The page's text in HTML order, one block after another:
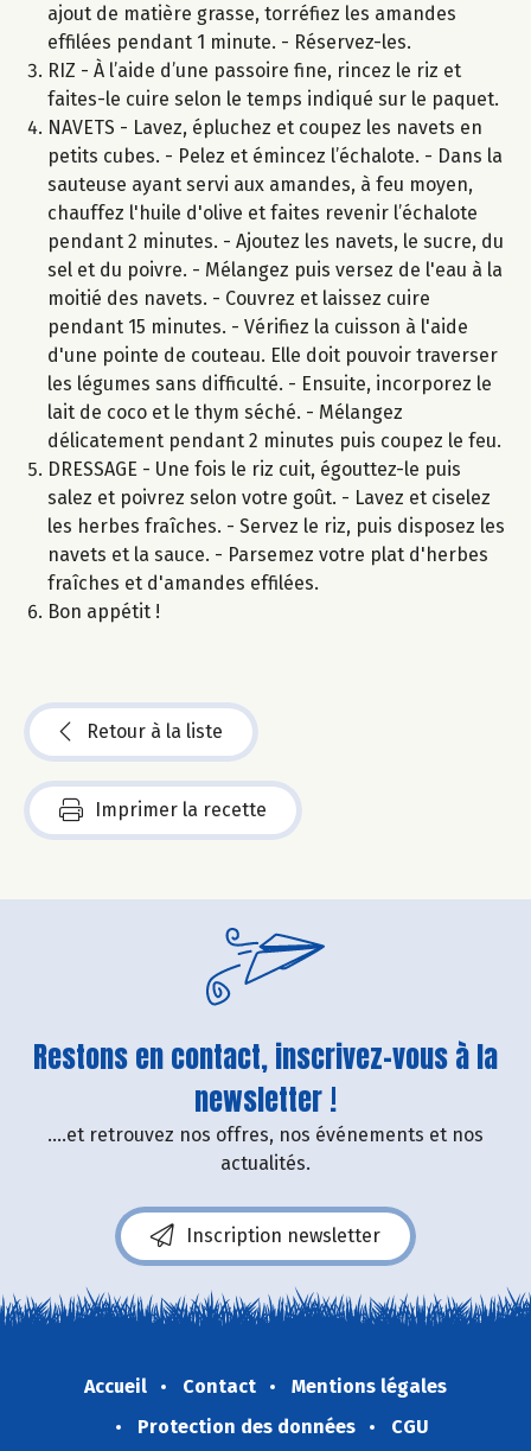
ajout de matière grasse, torréfiez les amandes
effilées pendant 1 minute. - Réservez-les.
RIZ - À l’aide d’une passoire fine, rincez le riz et
faites-le cuire selon le temps indiqué sur le paquet.
NAVETS - Lavez, épluchez et coupez les navets en
petits cubes. - Pelez et émincez l’échalote. - Dans la
sauteuse ayant servi aux amandes, à feu moyen,
chauffez l'huile d'olive et faites revenir l’échalote
pendant 2 minutes. - Ajoutez les navets, le sucre, du
sel et du poivre. - Mélangez puis versez de l'eau à la
moitié des navets. - Couvrez et laissez cuire
pendant 15 minutes. - Vérifiez la cuisson à l'aide
d'une pointe de couteau. Elle doit pouvoir traverser
les légumes sans difficulté. - Ensuite, incorporez le
lait de coco et le thym séché. - Mélangez
délicatement pendant 2 minutes puis coupez le feu.
DRESSAGE - Une fois le riz cuit, égouttez-le puis
salez et poivrez selon votre goût. - Lavez et ciselez
les herbes fraîches. - Servez le riz, puis disposez les
navets et la sauce. - Parsemez votre plat d'herbes
fraîches et d'amandes effilées.
Bon appétit !
Retour à la liste
Imprimer la recette
Restons en contact, inscrivez-vous à la
newsletter !
....et retrouvez nos offres, nos événements et nos
actualités.
Inscription newsletter
Accueil Contact
Mentions légales
Protection des données
CGU